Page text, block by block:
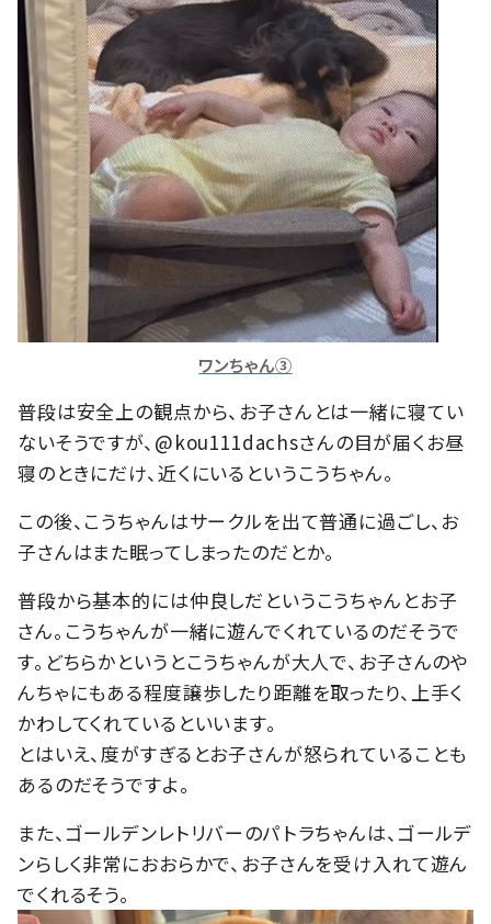
ワンちゃん③
普段は安全上の観点から、お子さんとは一緒に寝てい
ないそうですが、@kou111dachsさんの目が届くお昼
寝のときにだけ、近くにいるというこうちゃん。
この後、こうちゃんはサークルを出て普通に過ごし、お
子さんはまた眠ってしまったのだとか。
普段から基本的には仲良しだというこうちゃんとお子
さん。こうちゃんが一緒に遊んでくれているのだそうで
す。どちらかというとこうちゃんが大人で、お子さんのや
んちゃにもある程度譲歩したり距離を取ったり、上手く
かわしてくれているといいます。
とはいえ、度がすぎるとお子さんが怒られていることも
あるのだそうですよ。
また、ゴールデンレトリバーのパトラちゃんは、ゴールデ
ンらしく非常におおらかで、お子さんを受け入れて遊ん
でくれるそう。